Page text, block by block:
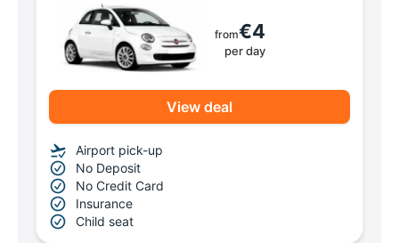
from€4
per day
View deal
Airport pick-up
No Deposit
No Credit Card
Insurance
Child seat